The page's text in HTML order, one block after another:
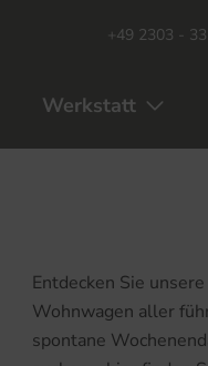
+49 2303 -
Werkstatt
Entdecken Sie
Wohnwagen aller
spontane